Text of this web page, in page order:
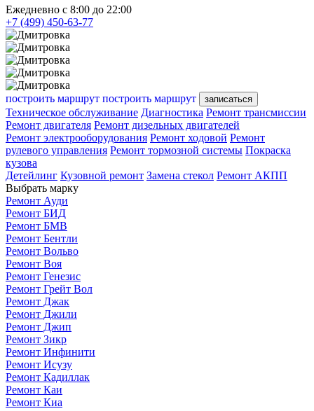
Ежедневно с 8:00 до 22:00
+7 (499) 450-63-77
построить маршрут построить маршрут записаться
Техническое обслуживание Диагностика Ремонт трансмиссии
Ремонт двигателя Ремонт дизельных двигателей
Ремонт электрооборудования Ремонт ходовой Ремонт
рулевого управления Ремонт тормозной системы Покраска
кузова
Детейлинг Кузовной ремонт Замена стекол Ремонт АКПП
Выбрать марку
Ремонт Ауди
Ремонт БИД
Ремонт БМВ
Ремонт Бентли
Ремонт Вольво
Ремонт Воя
Ремонт Генезис
Ремонт Грейт Вол
Ремонт Джак
Ремонт Джили
Ремонт Джип
Ремонт Зикр
Ремонт Инфинити
Ремонт Исузу
Ремонт Кадиллак
Ремонт Каи
Ремонт Киа